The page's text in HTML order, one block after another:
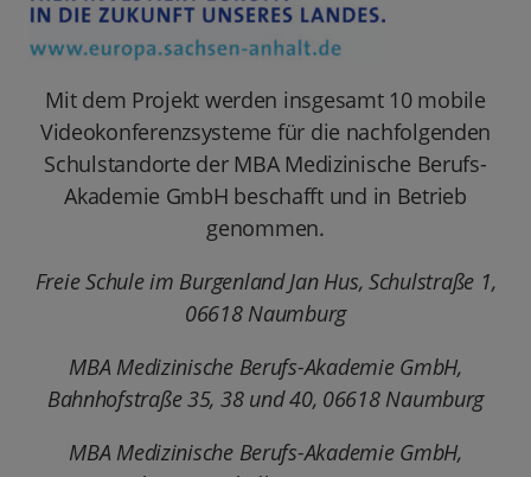
Mit dem Projekt werden insgesamt 10 mobile
Videokonferenzsysteme für die nachfolgenden
Schulstandorte der MBA Medizinische Berufs-
Akademie GmbH beschafft und in Betrieb
genommen.
Freie Schule im Burgenland Jan Hus, Schulstraße 1,
06618 Naumburg
MBA Medizinische Berufs-Akademie GmbH,
Bahnhofstraße 35, 38 und 40, 06618 Naumburg
MBA Medizinische Berufs-Akademie GmbH,